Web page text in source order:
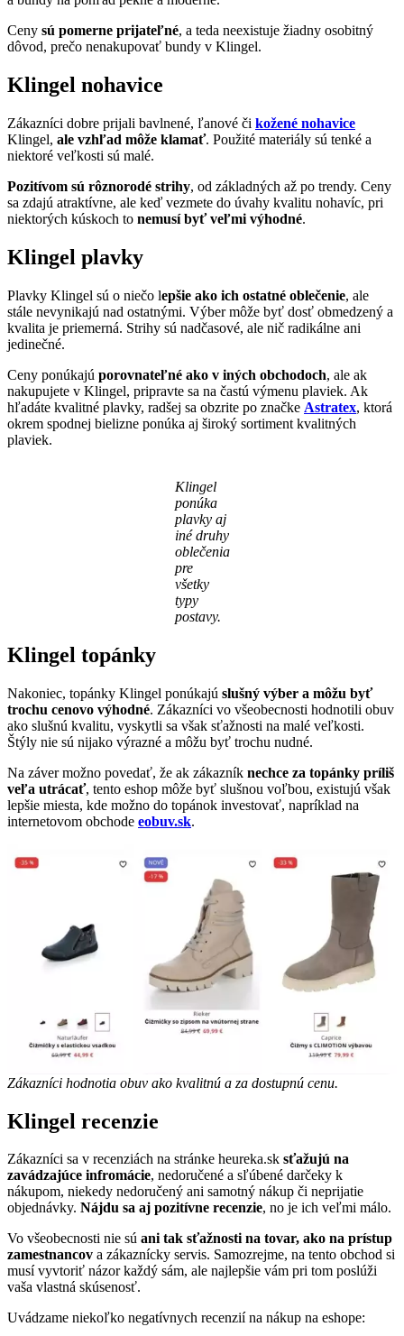
Ceny sú pomerne prijateľné, a teda neexistuje žiadny osobitný
dôvod, prečo nenakupovať bundy v Klingel.
Klingel nohavice
Zákazníci dobre prijali bavlnené, ľanové či kožené nohavice
Klingel, ale vzhľad môže klamať. Použité materiály sú tenké a
niektoré veľkosti sú malé.
Pozitívom sú rôznorodé strihy, od základných až po trendy. Ceny
sa zdajú atraktívne, ale keď vezmete do úvahy kvalitu nohavíc, pri
niektorých kúskoch to nemusí byť veľmi výhodné.
Klingel plavky
Plavky Klingel sú o niečo lepšie ako ich ostatné oblečenie, ale
stále nevynikajú nad ostatnými. Výber môže byť dosť obmedzený a
kvalita je priemerná. Strihy sú nadčasové, ale nič radikálne ani
jedinečné.
Ceny ponúkajú porovnateľné ako v iných obchodoch, ale ak
nakupujete v Klingel, pripravte sa na častú výmenu plaviek. Ak
hľadáte kvalitné plavky, radšej sa obzrite po značke Astratex, ktorá
okrem spodnej bielizne ponúka aj široký sortiment kvalitných
plaviek.
Klingel
ponúka
plavky aj
iné druhy
oblečenia
pre
všetky
typy
postavy.
Klingel topánky
Nakoniec, topánky Klingel ponúkajú slušný výber a môžu byť
trochu cenovo výhodné. Zákazníci vo všeobecnosti hodnotili obuv
ako slušnú kvalitu, vyskytli sa však sťažnosti na malé veľkosti.
Štýly nie sú nijako výrazné a môžu byť trochu nudné.
Na záver možno povedať, že ak zákazník nechce za topánky príliš
veľa utrácať, tento eshop môže byť slušnou voľbou, existujú však
lepšie miesta, kde možno do topánok investovať, napríklad na
internetovom obchode eobuv.sk.
Zákazníci hodnotia obuv ako kvalitnú a za dostupnú cenu.
Klingel recenzie
Zákazníci sa v recenziách na stránke heureka.sk sťažujú na
zavádzajúce infromácie, nedoručené a sľúbené darčeky k
nákupom, niekedy nedoručený ani samotný nákup či neprijatie
objednávky. Nájdu sa aj pozitívne recenzie, no je ich veľmi málo.
Vo všeobecnosti nie sú ani tak sťažnosti na tovar, ako na prístup
zamestnancov a zákaznícky servis. Samozrejme, na tento obchod si
musí vyvtoriť názor každý sám, ale najlepšie vám pri tom poslúži
vaša vlastná skúsenosť.
Uvádzame niekoľko negatívnych recenzií na nákup na eshope: